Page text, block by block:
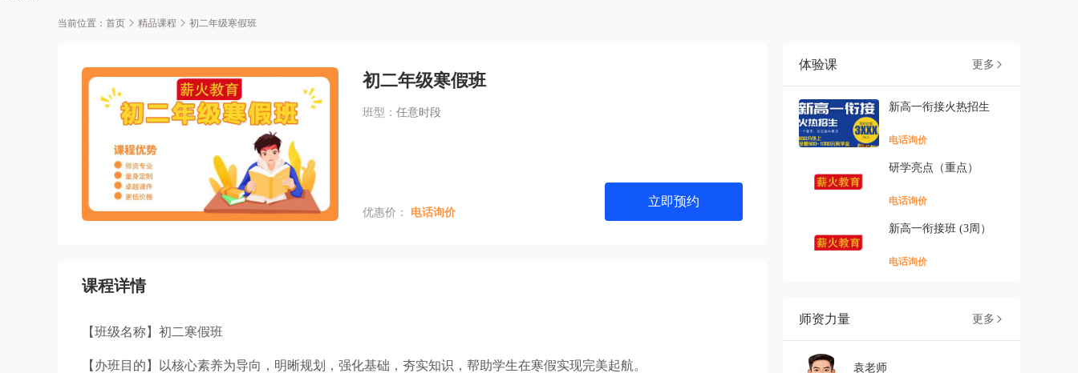
当前位置： 首页 精品课程 初二年级寒假班
初二年级寒假班
班型： 任意时段
优惠价： 电话询价
立即预约
课程详情
【班级名称】初二寒假班
【办班目的】以核心素养为导向，明晰规划，强化基础，夯实知识，帮助学生在寒假实现完美起航。
体验课 更多 
新高一衔接火热招生
电话询价
研学亮点（重点）
电话询价
新高一衔接班 (3周）
电话询价
师资力量 更多 
袁老师